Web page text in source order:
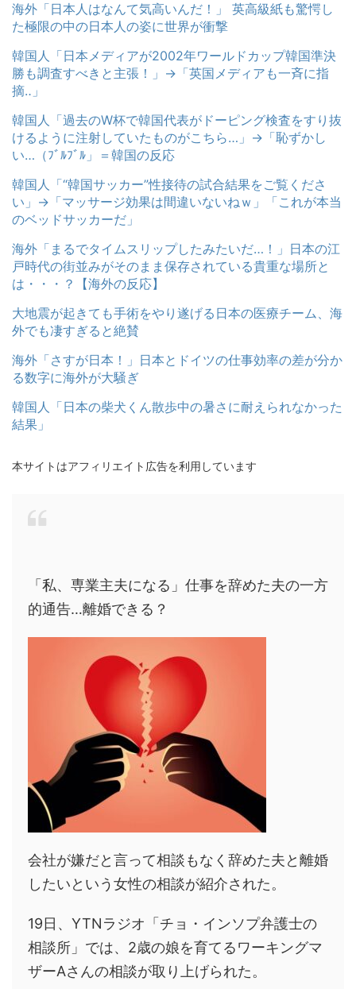
海外「日本人はなんて気高いんだ！」 英高級紙も驚愕し
た極限の中の日本人の姿に世界が衝撃
韓国人「日本メディアが2002年ワールドカップ韓国準決
勝も調査すべきと主張！」→「英国メディアも一斉に指
摘‥」
韓国人「過去のW杯で韓国代表がドーピング検査をすり抜
けるように注射していたものがこちら…」→「恥ずかし
い…（ﾌﾞﾙﾌﾞﾙ」＝韓国の反応
韓国人「“韓国サッカー”性接待の試合結果をご覧くださ
い」→「マッサージ効果は間違いないねｗ」「これが本当
のベッドサッカーだ」
海外「まるでタイムスリップしたみたいだ…！」日本の江
戸時代の街並みがそのまま保存されている貴重な場所と
は・・・？【海外の反応】
大地震が起きても手術をやり遂げる日本の医療チーム、海
外でも凄すぎると絶賛
海外「さすが日本！」日本とドイツの仕事効率の差が分か
る数字に海外が大騒ぎ
韓国人「日本の柴犬くん散歩中の暑さに耐えられなかった
結果」
本サイトはアフィリエイト広告を利用しています
「私、専業主夫になる」仕事を辞めた夫の一方
的通告…離婚できる？
会社が嫌だと言って相談もなく辞めた夫と離婚
したいという女性の相談が紹介された。
19日、YTNラジオ「チョ・インソプ弁護士の
相談所」では、2歳の娘を育てるワーキングマ
ザーAさんの相談が取り上げられた。